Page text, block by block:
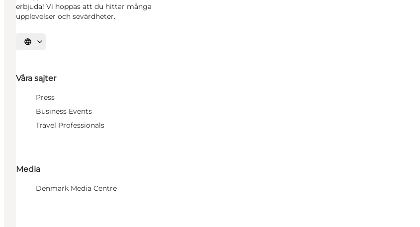
erbjuda! Vi hoppas att du hittar många
upplevelser och sevärdheter.
Välj språk
Våra sajter
Press
Business Events
Travel Professionals
Media
Denmark Media Centre